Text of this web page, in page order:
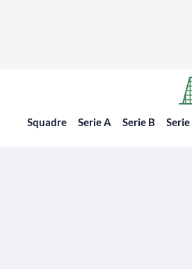
Squadre Serie A Serie B Serie